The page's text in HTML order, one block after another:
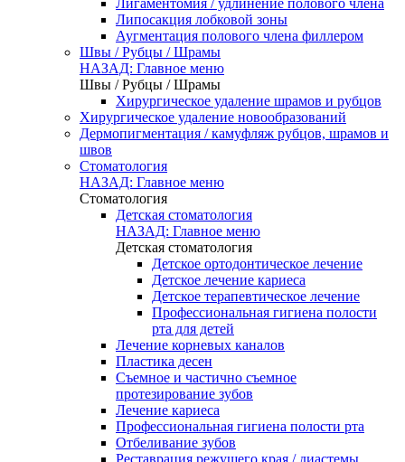
Лигаментомия / удлинение полового члена
Липосакция лобковой зоны
Аугментация полового члена филлером
Швы / Рубцы / Шрамы
НАЗАД: Главное меню
Швы / Рубцы / Шрамы
Хирургическое удаление шрамов и рубцов
Хирургическое удаление новообразований
Дермопигментация / камуфляж рубцов, шрамов и
швов
Стоматология
НАЗАД: Главное меню
Стоматология
Детская стоматология
НАЗАД: Главное меню
Детская стоматология
Детское ортодонтическое лечение
Детское лечение кариеса
Детское терапевтическое лечение
Профессиональная гигиена полости
рта для детей
Лечение корневых каналов
Пластика десен
Съемное и частично съемное
протезирование зубов
Лечение кариеса
Профессиональная гигиена полости рта
Отбеливание зубов
Реставрация режущего края / диастемы